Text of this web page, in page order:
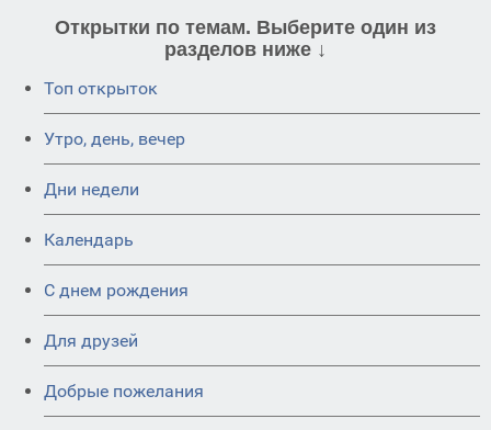
Открытки по темам. Выберите один из
разделов ниже ↓
Топ открыток
Утро, день, вечер
Дни недели
Календарь
C днем рождения
Для друзей
Добрые пожелания